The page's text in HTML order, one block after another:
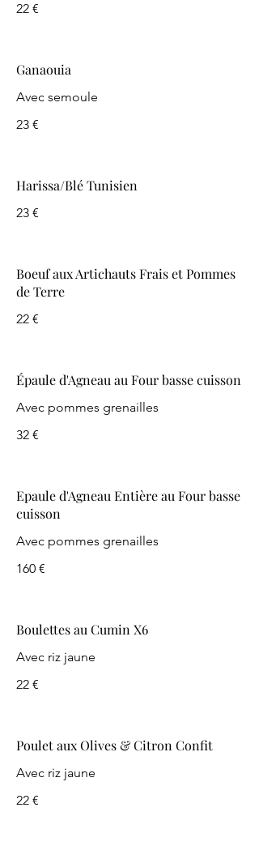
22 €
Ganaouia
Avec semoule
23 €
Harissa/Blé Tunisien
23 €
Boeuf aux Artichauts Frais et Pommes
de Terre
22 €
Épaule d'Agneau au Four basse cuisson
Avec pommes grenailles
32 €
Epaule d'Agneau Entière au Four basse
cuisson
Avec pommes grenailles
160 €
Boulettes au Cumin X6
Avec riz jaune
22 €
Poulet aux Olives & Citron Confit
Avec riz jaune
22 €